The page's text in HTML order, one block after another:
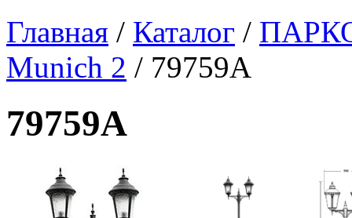
Главная / Каталог /
Munich 2 / 79759A
79759A